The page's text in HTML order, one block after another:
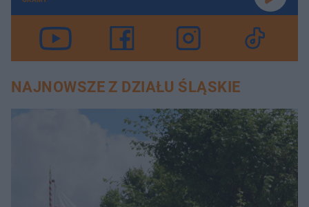
NAJNOWSZE Z DZIAŁU ŚLĄSKIE